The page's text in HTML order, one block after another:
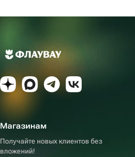
Магазинам
Получайте новых клиентов без
вложений!